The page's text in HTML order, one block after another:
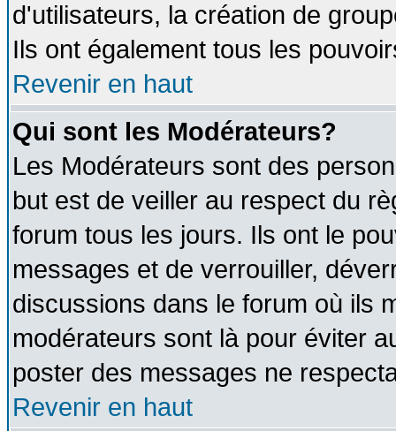
d'utilisateurs, la création de
Ils ont également tous les
Revenir en haut
Qui sont les Modérateurs?
Les Modérateurs sont des
but est de veiller au respect du
forum tous les jours. Ils ont le
messages et de verrouiller,
discussions dans le forum où ils
modérateurs sont là pour éviter
poster des messages ne
Revenir en haut